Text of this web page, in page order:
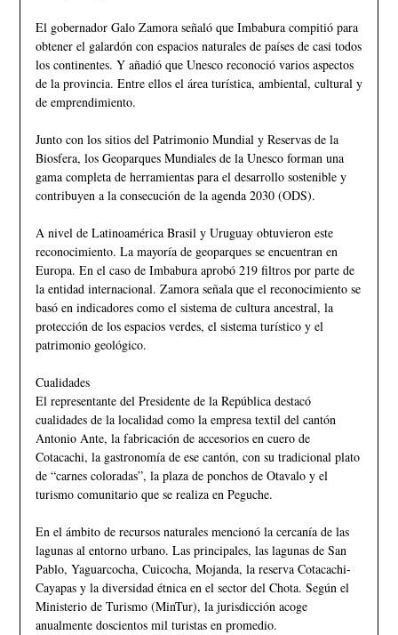
El gobernador Galo Zamora señaló que Imbabura compitió para
obtener el galardón con espacios naturales de países de casi todos
los continentes. Y añadió que Unesco reconoció varios aspectos
de la provincia. Entre ellos el área turística, ambiental, cultural y
de emprendimiento.
Junto con los sitios del Patrimonio Mundial y Reservas de la
Biosfera, los Geoparques Mundiales de la Unesco forman una
gama completa de herramientas para el desarrollo sostenible y
contribuyen a la consecución de la agenda 2030 (ODS).
A nivel de Latinoamérica Brasil y Uruguay obtuvieron este
reconocimiento. La mayoría de geoparques se encuentran en
Europa. En el caso de Imbabura aprobó 219 filtros por parte de
la entidad internacional. Zamora señala que el reconocimiento se
basó en indicadores como el sistema de cultura ancestral, la
protección de los espacios verdes, el sistema turístico y el
patrimonio geológico.
Cualidades
El representante del Presidente de la República destacó
cualidades de la localidad como la empresa textil del cantón
Antonio Ante, la fabricación de accesorios en cuero de
Cotacachi, la gastronomía de ese cantón, con su tradicional plato
de “carnes coloradas”, la plaza de ponchos de Otavalo y el
turismo comunitario que se realiza en Peguche.
En el ámbito de recursos naturales mencionó la cercanía de las
lagunas al entorno urbano. Las principales, las lagunas de San
Pablo, Yaguarcocha, Cuicocha, Mojanda, la reserva Cotacachi-
Cayapas y la diversidad étnica en el sector del Chota. Según el
Ministerio de Turismo (MinTur), la jurisdicción acoge
anualmente doscientos mil turistas en promedio.